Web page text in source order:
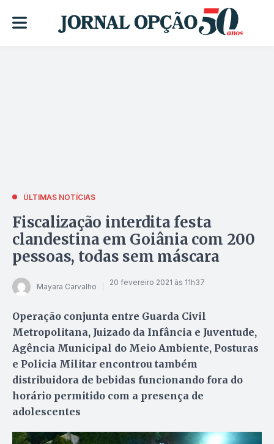
ÚLTIMAS NOTÍCIAS
Fiscalização interdita festa
clandestina em Goiânia com 200
pessoas, todas sem máscara
Mayara Carvalho 20 fevereiro 2021 às 11h37
Operação conjunta entre Guarda Civil
Metropolitana, Juizado da Infância e Juventude,
Agência Municipal do Meio Ambiente, Posturas
e Policia Militar encontrou também
distribuidora de bebidas funcionando fora do
horário permitido com a presença de
adolescentes